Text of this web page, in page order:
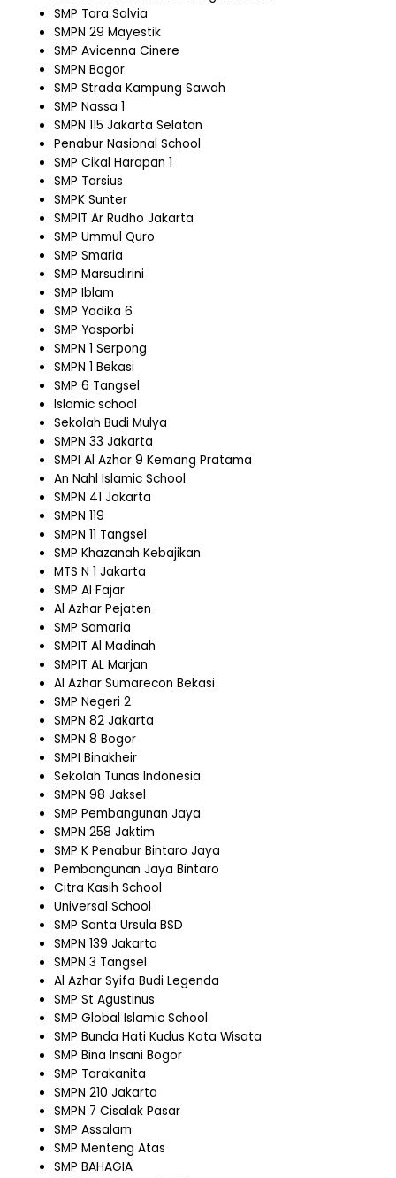
SMP Tara Salvia
SMPN 29 Mayestik
SMP Avicenna Cinere
SMPN Bogor
SMP Strada Kampung Sawah
SMP Nassa 1
SMPN 115 Jakarta Selatan
Penabur Nasional School
SMP Cikal Harapan 1
SMP Tarsius
SMPK Sunter
SMPIT Ar Rudho Jakarta
SMP Ummul Quro
SMP Smaria
SMP Marsudirini
SMP Iblam
SMP Yadika 6
SMP Yasporbi
SMPN 1 Serpong
SMPN 1 Bekasi
SMP 6 Tangsel
Islamic school
Sekolah Budi Mulya
SMPN 33 Jakarta
SMPI Al Azhar 9 Kemang Pratama
An Nahl Islamic School
SMPN 41 Jakarta
SMPN 119
SMPN 11 Tangsel
SMP Khazanah Kebajikan
MTS N 1 Jakarta
SMP Al Fajar
Al Azhar Pejaten
SMP Samaria
SMPIT Al Madinah
SMPIT AL Marjan
Al Azhar Sumarecon Bekasi
SMP Negeri 2
SMPN 82 Jakarta
SMPN 8 Bogor
SMPI Binakheir
Sekolah Tunas Indonesia
SMPN 98 Jaksel
SMP Pembangunan Jaya
SMPN 258 Jaktim
SMP K Penabur Bintaro Jaya
Pembangunan Jaya Bintaro
Citra Kasih School
Universal School
SMP Santa Ursula BSD
SMPN 139 Jakarta
SMPN 3 Tangsel
Al Azhar Syifa Budi Legenda
SMP St Agustinus
SMP Global Islamic School
SMP Bunda Hati Kudus Kota Wisata
SMP Bina Insani Bogor
SMP Tarakanita
SMPN 210 Jakarta
SMPN 7 Cisalak Pasar
SMP Assalam
SMP Menteng Atas
SMP BAHAGIA